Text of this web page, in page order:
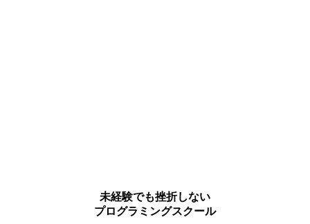
未経験でも挫折しない
プログラミングスクール